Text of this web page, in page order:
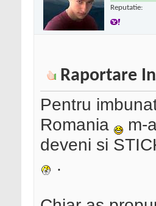
Reputatie:
Raportare
Pentru
Romania
m-
deveni si
.